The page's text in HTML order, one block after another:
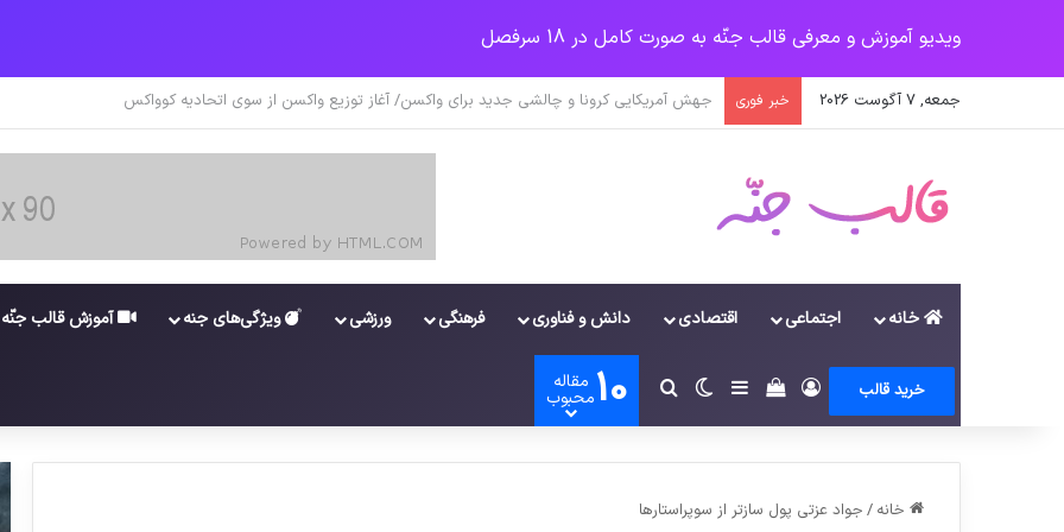
ویدیو آموزش و معرفی قالب جنّه به صورت کامل در 18 سرفصل
جمعه, 7 آگوست 2026 خبر فوری یک‌چهارم مرگ‌های روزانه کرونا در خوزستان / نگرانی از گسترش ویروس انگلیسی در تهران
خانه اجتماعی اقتصادی دانش و فناوری فرهنگی ورزشی ویژگی‌های جنه آموزش قالب جنّه
خرید قالب وروددیدن سبد خرید
سایدبارتغییر پوسته
جستجو برای
10 مقاله
محبوب
خانه / جواد عزتی پول سازتر از سوپراستارها